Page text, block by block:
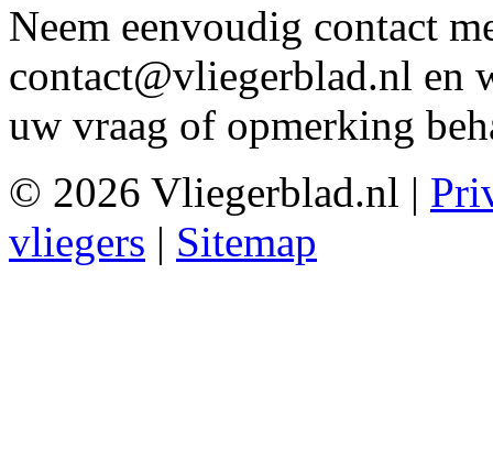
Neem eenvoudig contact
contact@vliegerblad.nl en
uw vraag of opmerking
© 2026 Vliegerblad.nl |
vliegers | Sitemap